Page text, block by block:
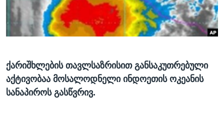
ᲡᲢᲣᲓᲘᲐ ᲕᲐᲨᲘᲜᲒᲢᲝᲜᲘ
ᲔᲙᲝᲜᲝᲛᲘᲙᲐ
ᲯᲐᲜᲛᲠᲗᲔᲚᲝᲑᲐ
ᲘᲜᲢᲔᲠᲕᲘᲣ
ᲙᲣᲚᲢᲣᲠᲐ
Learning English
ენები
ქარიშხლების თავლსაზრისით განსაკუთრებული
აქტივობაა მოსალოდნელი ინდოეთის ოკეანის
სანაპიროს გასწვრივ.